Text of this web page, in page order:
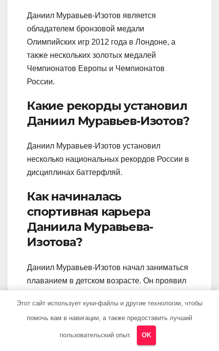
Даниил Муравьев-Изотов является
обладателем бронзовой медали
Олимпийских игр 2012 года в Лондоне, а
также нескольких золотых медалей
Чемпионатов Европы и Чемпионатов
России.
Какие рекорды установил
Даниил Муравьев-Изотов?
Даниил Муравьев-Изотов установил
несколько национальных рекордов России в
дисциплинах баттерфляй.
Как начиналась
спортивная карьера
Даниила Муравьева-
Изотова?
Даниил Муравьев-Изотов начал заниматься
плаванием в детском возрасте. Он проявил
вперед, становясь одним из самых
перспективных пловцов в России.
Этот сайт использует куки-файлы и другие технологии, чтобы
помочь вам в навигации, а также предоставить лучший
пользовательский опыт. OK